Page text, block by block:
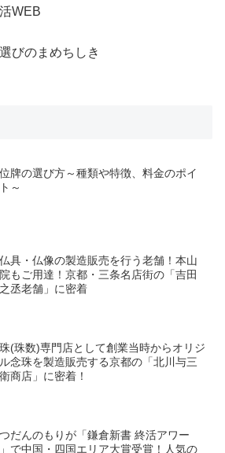
WEB
びのまめちしき
牌の選び方～種類や特徴、料金のポイ
～
具・仏像の製造販売を行う老舗！本山
もご用達！京都・三条名店街の「吉田
丞老舗」に密着
(珠数)専門店として創業当時からオリジ
念珠を製造販売する京都の「北川与三
商店」に密着！
だんのもりが「鎌倉新書 終活アワー
」で中国・四国エリア大賞受賞！人気の